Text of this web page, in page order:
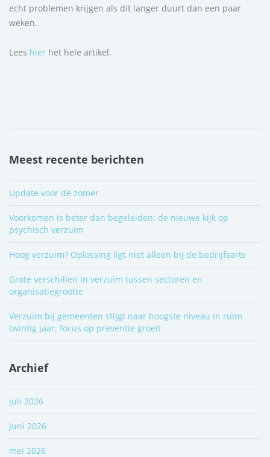
echt problemen krijgen als dit langer duurt dan een paar
weken.
Lees hier het hele artikel.
Meest recente berichten
Update voor de zomer
Voorkomen is beter dan begeleiden: de nieuwe kijk op
psychisch verzuim
Hoog verzuim? Oplossing ligt niet alleen bij de bedrijfsarts
Grote verschillen in verzuim tussen sectoren en
organisatiegrootte
Verzuim bij gemeenten stijgt naar hoogste niveau in ruim
twintig jaar: focus op preventie groeit
Archief
juli 2026
juni 2026
mei 2026